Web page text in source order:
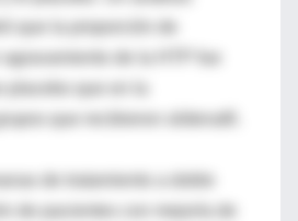
de la HTP fue
placebo que en la
que recibieron sildenafil.
de tratamiento a doble
de pacientes con mejoría de